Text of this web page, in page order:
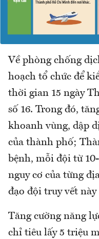
Về phòng chống
hoạch tổ chức để
thời gian 15 ngày
số 16. Trong đó,
khoanh vùng, dập
của thành phố;
bệnh, mỗi đội từ
nguy cơ của từng
đạo đội truy vết
Tăng cường năng
chỉ tiêu lấy 5 triệu